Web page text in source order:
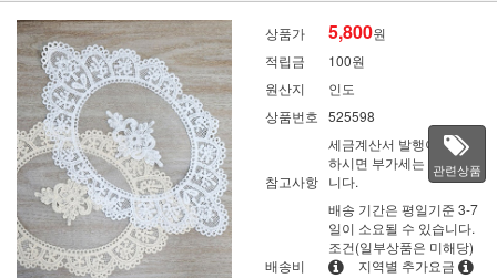
상품가 5,800원
적립금
100원
원산지
인도
상품번호 525598
참고사항
세금계산서 발행이 필요
하시면 부가세는 별도입
니다.
배송비
배송 기간은 평일기준 3-7
일이 소요될 수 있습니다.
조건(일부상품은 미해당)
지역별 추가요금
관련상품